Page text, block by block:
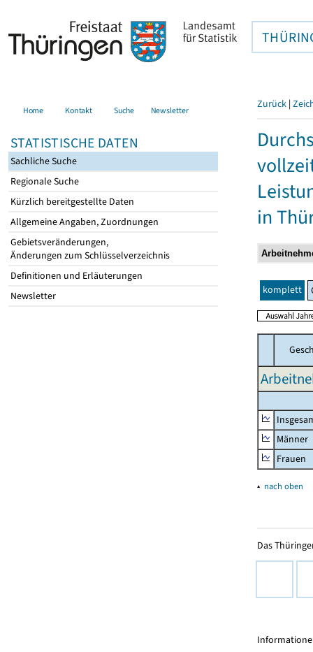
Home Kontakt Suche Newsletter
STATISTISCHE DATEN
Sachliche Suche
Regionale Suche
Kürzlich bereitgestellte Daten
Allgemeine Angaben, Zuordnungen
Gebietsveränderungen,
Änderungen zum Schlüsselverzeichnis
Definitionen und Erläuterungen
Newsletter
Zurück |
in
komplett
Männer
Frauen
▴ nach oben
Das